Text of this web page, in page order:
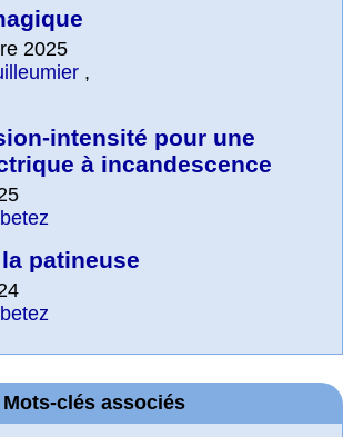
2025
,
intensité pour une
à incandescence
patineuse
Mots-clés associés